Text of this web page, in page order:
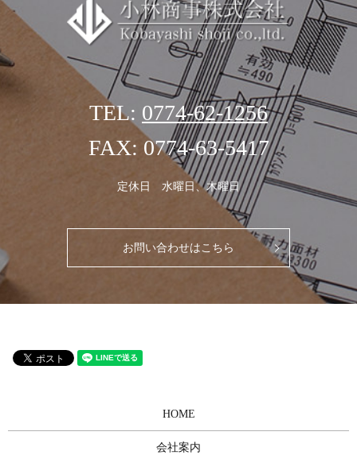
TEL: 0774-62-1256
FAX: 0774-63-5417
定休日 水曜日、木曜日
お問い合わせはこちら
HOME
会社案内